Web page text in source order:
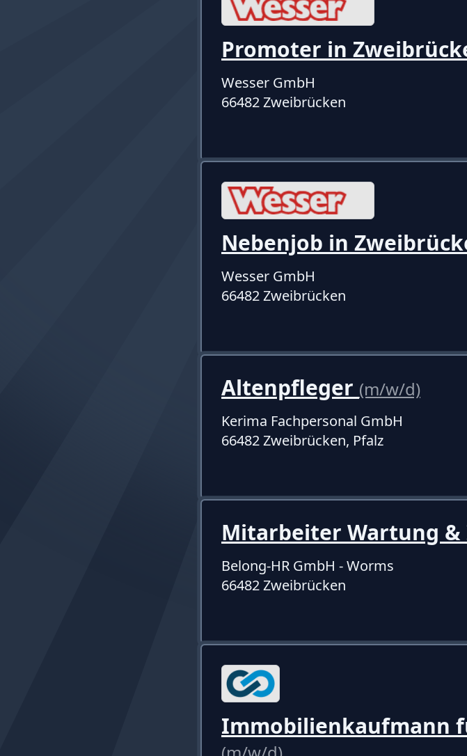
Promoter in
Wesser GmbH
66482 Zweibrücken
Nebenjob in
Wesser GmbH
66482 Zweibrücken
Altenpfleger (m/w/d)
Kerima Fachpersonal GmbH
66482 Zweibrücken, Pfalz
Mitarbeiter Wartung &
Belong-HR GmbH - Worms
66482 Zweibrücken
Immobilienkaufmann